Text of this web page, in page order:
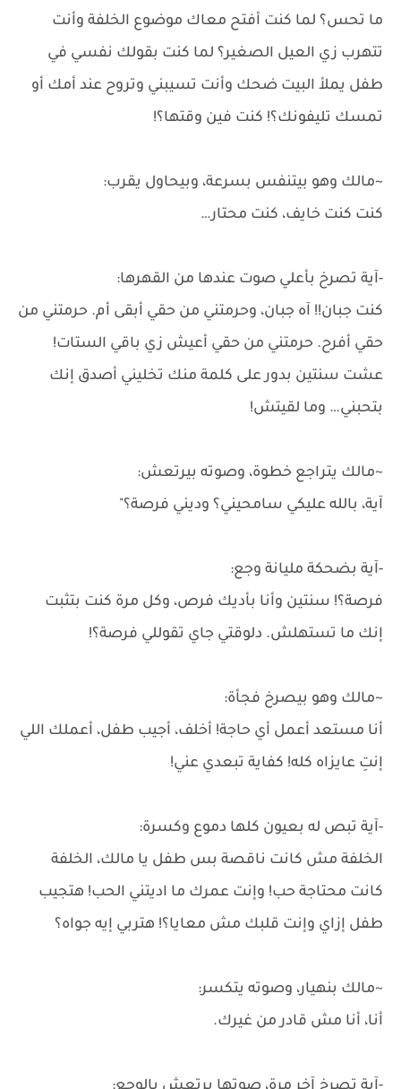
ما تحس؟ لما كنت أفتح معاك موضوع الخلفة وأنت
تتهرب زي العيل الصغير؟ لما كنت بقولك نفسي في
طفل يملأ البيت ضحك وأنت تسيبني وتروح عند أمك أو
تمسك تليفونك؟! كنت فين وقتها؟!
~مالك وهو بيتنفس بسرعة، وبيحاول يقرب:
كنت كنت خايف، كنت محتار…
-آية تصرخ بأعلي صوت عندها من القهرها:
كنت جبان!! آه جبان، وحرمتني من حقي أبقى أم. حرمتني من
حقي أفرح. حرمتني من حقي أعيش زي باقي الستات!
عشت سنتين بدور على كلمة منك تخليني أصدق إنك
بتحبني… وما لقيتش!
~مالك يتراجع خطوة، وصوته بيرتعش:
آية، بالله عليكي سامحيني؟ وديني فرصة؟"
-آية بضحكة مليانة وجع:
فرصة؟! سنتين وأنا بأديك فرص، وكل مرة كنت بتثبت
إنك ما تستهلش. دلوقتي جاي تقوللي فرصة؟!
~مالك وهو بيصرخ فجأة:
أنا مستعد أعمل أي حاجة! أخلف، أجيب طفل، أعملك اللي
إنتِ عايزاه كله! كفاية تبعدي عني!
-آية تبص له بعيون كلها دموع وكسرة:
الخلفة مش كانت ناقصة بس طفل يا مالك، الخلفة
كانت محتاجة حب! وإنت عمرك ما اديتني الحب! هتجيب
طفل إزاي وإنت قلبك مش معايا؟! هتربي إيه جواه؟
~مالك بنهيار، وصوته يتكسر:
أنا، أنا مش قادر من غيرك.